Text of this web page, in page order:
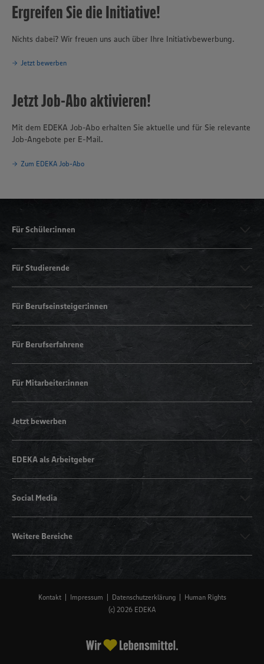
Ergreifen Sie die Initiative!
Nichts dabei? Wir freuen uns auch über Ihre Initiativbewerbung.
Jetzt bewerben
Jetzt Job-Abo aktivieren!
Mit dem EDEKA Job-Abo erhalten Sie aktuelle und für Sie relevante
Job-Angebote per E-Mail.
Zum EDEKA Job-Abo
Für Schüler:innen
Für Studierende
Für Berufseinsteiger:innen
Für Berufserfahrene
Für Mitarbeiter:innen
Jetzt bewerben
EDEKA als Arbeitgeber
Social Media
Weitere Bereiche
Kontakt Impressum Datenschutzerklärung
Human Rights
(c) 2026 EDEKA